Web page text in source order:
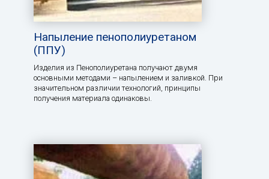
Напыление пенополиуретаном
(ППУ)
Изделия из Пенополиуретана получают двумя
основными методами – напылением и заливкой. При
значительном различии технологий, принципы
получения материала одинаковы.